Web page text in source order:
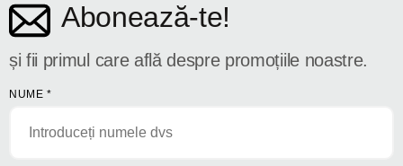
Abonează-te!
și fii primul care află despre promoțiile noastre.
NUME *